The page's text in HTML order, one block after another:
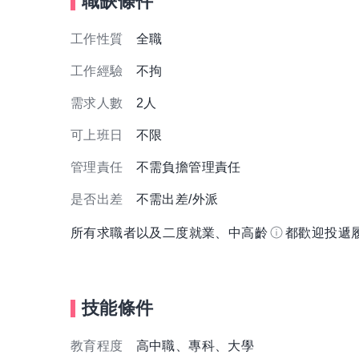
工作性質 全職
工作經驗 不拘
需求人數 2人
可上班日 不限
管理責任 不需負擔管理責任
是否出差 不需出差/外派
所有求職者以及二度就業、中高齡 都歡迎投遞
技能條件
教育程度 高中職、專科、大學